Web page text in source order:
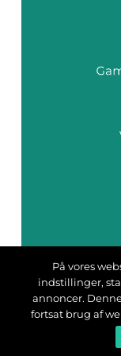
På vores
indstillinger,
annoncer.
fortsat brug af